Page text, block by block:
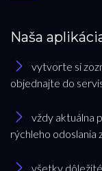
Naša
vytvorte si
objednajte do
vždy aktuálna
rýchleho odoslania
všetky